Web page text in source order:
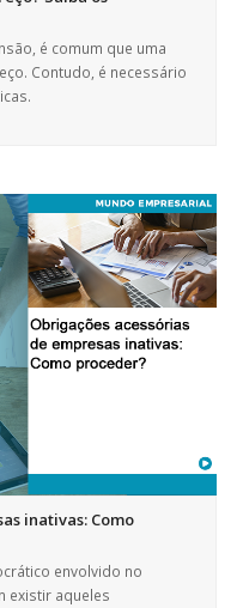
é comum que uma
Contudo, é necessário
inativas: Como
envolvido no
existir aqueles